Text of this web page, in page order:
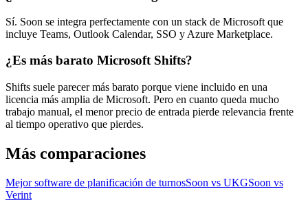
Sí. Soon se integra perfectamente con un stack de Microsoft que
incluye Teams, Outlook Calendar, SSO y Azure Marketplace.
¿Es más barato Microsoft Shifts?
Shifts suele parecer más barato porque viene incluido en una
licencia más amplia de Microsoft. Pero en cuanto queda mucho
trabajo manual, el menor precio de entrada pierde relevancia frente
al tiempo operativo que pierdes.
Más comparaciones
Mejor software de planificación de turnosSoon vs UKGSoon vs
Verint